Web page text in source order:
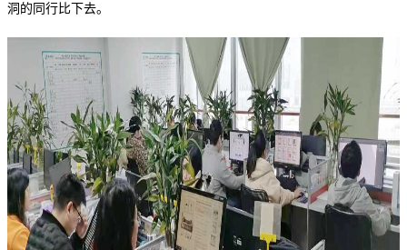
洞的同行比下去。